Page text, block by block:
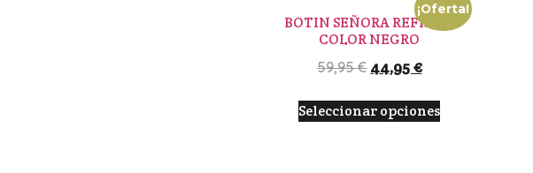
¡Oferta!
BOTIN SEÑORA REFRESH
COLOR NEGRO
59,95€ 44,95€
Seleccionar opciones